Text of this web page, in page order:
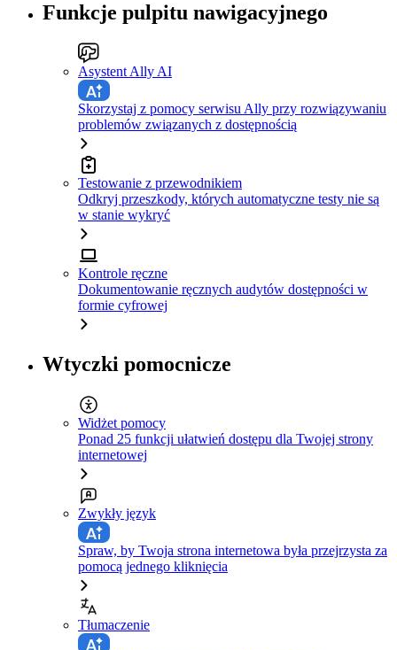
Funkcje pulpitu nawigacyjnego
Asystent Ally AI
Skorzystaj z pomocy serwisu Ally przy rozwiązywaniu
problemów związanych z dostępnością
Testowanie z przewodnikiem
Odkryj przeszkody, których automatyczne testy nie są
w stanie wykryć
Kontrole ręczne
Dokumentowanie ręcznych audytów dostępności w
formie cyfrowej
Wtyczki pomocnicze
Widżet pomocy
Ponad 25 funkcji ułatwień dostępu dla Twojej strony
internetowej
Zwykły język
Spraw, by Twoja strona internetowa była przejrzysta za
pomocą jednego kliknięcia
Tłumaczenie